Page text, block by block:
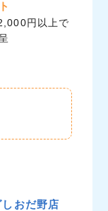
円以上で
おだ野店